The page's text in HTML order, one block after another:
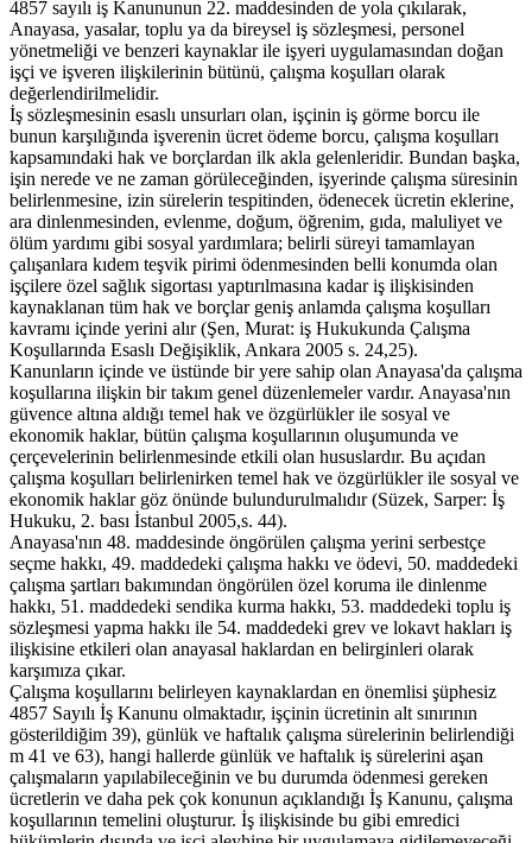
4857 sayılı iş Kanununun 22. maddesinden de yola çıkılarak,
Anayasa, yasalar, toplu ya da bireysel iş sözleşmesi, personel
yönetmeliği ve benzeri kaynaklar ile işyeri uygulamasından doğan
işçi ve işveren ilişkilerinin bütünü, çalışma koşulları olarak
değerlendirilmelidir.
İş sözleşmesinin esaslı unsurları olan, işçinin iş görme borcu ile
bunun karşılığında işverenin ücret ödeme borcu, çalışma koşulları
kapsamındaki hak ve borçlardan ilk akla gelenleridir. Bundan başka,
işin nerede ve ne zaman görüleceğinden, işyerinde çalışma süresinin
belirlenmesine, izin sürelerin tespitinden, ödenecek ücretin eklerine,
ara dinlenmesinden, evlenme, doğum, öğrenim, gıda, maluliyet ve
ölüm yardımı gibi sosyal yardımlara; belirli süreyi tamamlayan
çalışanlara kıdem teşvik pirimi ödenmesinden belli konumda olan
işçilere özel sağlık sigortası yaptırılmasına kadar iş ilişkisinden
kaynaklanan tüm hak ve borçlar geniş anlamda çalışma koşulları
kavramı içinde yerini alır (Şen, Murat: iş Hukukunda Çalışma
Koşullarında Esaslı Değişiklik, Ankara 2005 s. 24,25).
Kanunların içinde ve üstünde bir yere sahip olan Anayasa'da çalışma
koşullarına ilişkin bir takım genel düzenlemeler vardır. Anayasa'nın
güvence altına aldığı temel hak ve özgürlükler ile sosyal ve
ekonomik haklar, bütün çalışma koşullarının oluşumunda ve
çerçevelerinin belirlenmesinde etkili olan hususlardır. Bu açıdan
çalışma koşulları belirlenirken temel hak ve özgürlükler ile sosyal ve
ekonomik haklar göz önünde bulundurulmalıdır (Süzek, Sarper: İş
Hukuku, 2. bası İstanbul 2005,s. 44).
Anayasa'nın 48. maddesinde öngörülen çalışma yerini serbestçe
seçme hakkı, 49. maddedeki çalışma hakkı ve ödevi, 50. maddedeki
çalışma şartları bakımından öngörülen özel koruma ile dinlenme
hakkı, 51. maddedeki sendika kurma hakkı, 53. maddedeki toplu iş
sözleşmesi yapma hakkı ile 54. maddedeki grev ve lokavt hakları iş
ilişkisine etkileri olan anayasal haklardan en belirginleri olarak
karşımıza çıkar.
Çalışma koşullarını belirleyen kaynaklardan en önemlisi şüphesiz
4857 Sayılı İş Kanunu olmaktadır, işçinin ücretinin alt sınırının
gösterildiğim 39), günlük ve haftalık çalışma sürelerinin belirlendiği
m 41 ve 63), hangi hallerde günlük ve haftalık iş sürelerini aşan
çalışmaların yapılabileceğinin ve bu durumda ödenmesi gereken
ücretlerin ve daha pek çok konunun açıklandığı İş Kanunu, çalışma
koşullarının temelini oluşturur. İş ilişkisinde bu gibi emredici